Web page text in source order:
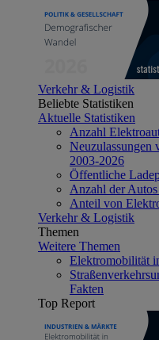
Verkehr & Logistik
Beliebte Statistiken
Aktuelle Statistiken
Anzahl
Neuzulassungen
2003-2026
Öffentliche
Anzahl der
Anteil von
Verkehr & Logistik
Themen
Weitere Themen
Elektromobilität
Fakten
Top Report